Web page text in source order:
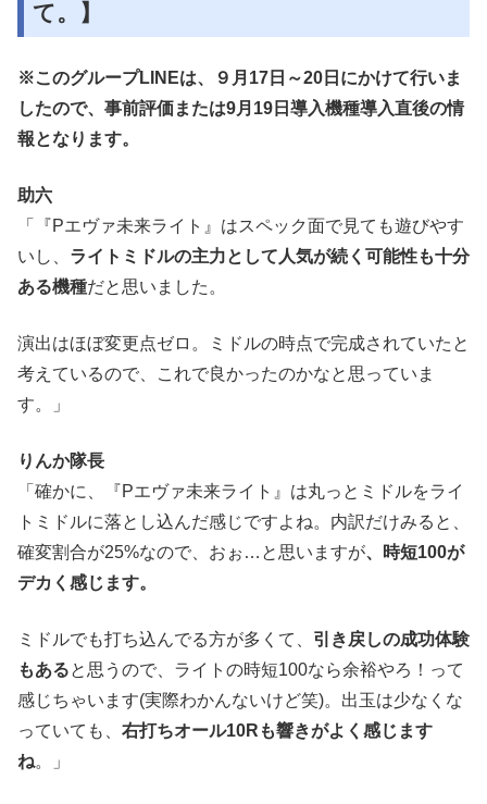
て。】
※このグループLINEは、９月17日～20日にかけて行いま
したので、事前評価または9月19日導入機種導入直後の情
報となります。
助六
「『Pエヴァ未来ライト』はスペック面で見ても遊びやす
いし、 ライトミドルの主力として人気が続く可能性も十分
ある機種だと思いました。
演出はほぼ変更点ゼロ。ミドルの時点で完成されていたと
考えているので、これで良かったのかなと思っていま
す。」
りんか隊長
「確かに、『Pエヴァ未来ライト』は丸っとミドルをライ
トミドルに落とし込んだ感じですよね。内訳だけみると、
確変割合が25%なので、おぉ…と思いますが、時短100が
デカく感じます。
ミドルでも打ち込んでる方が多くて、 引き戻しの成功体験
もあると思うので、ライトの時短100なら余裕やろ！って
感じちゃいます(実際わかんないけど笑)。出玉は少なくな
っていても、 右打ちオール10Rも響きがよく感じます
ね。」